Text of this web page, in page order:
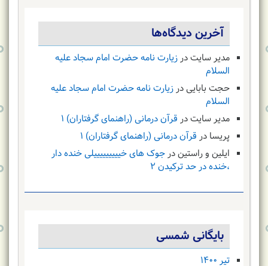
آخرین دیدگاه‌ها
مدیر سایتدرزیارت نامه حضرت امام سجاد علیه
السلام
حجت باباییدرزیارت نامه حضرت امام سجاد علیه
السلام
مدیر سایتدر قرآن درمانی (راهنمای گرفتاران) ۱
پریسا در قرآن درمانی (راهنمای گرفتاران) ۱
ایلین و راستیندرجوک های خیییییییییلی خنده دار
،خنده در حد ترکیدن ۲
بایگانی شمسی
تیر ۱۴۰۰